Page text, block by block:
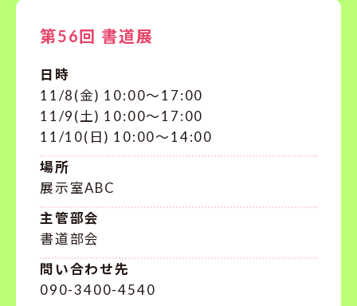
第56回 書道展
日時
11/8(金) 10:00〜17:00
11/9(土) 10:00〜17:00
11/10(日) 10:00〜14:00
場所
展示室ABC
主管部会
書道部会
問い合わせ先
090-3400-4540